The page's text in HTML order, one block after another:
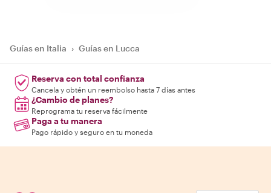
Guías en Italia › Guías en Lucca
Reserva con total confianza
Cancela y obtén un reembolso hasta 7 días antes
¿Cambio de planes?
Reprograma tu reserva fácilmente
Paga a tu manera
Pago rápido y seguro en tu moneda